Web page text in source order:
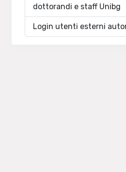
dottorandi e staff Unibg
Login utenti esterni